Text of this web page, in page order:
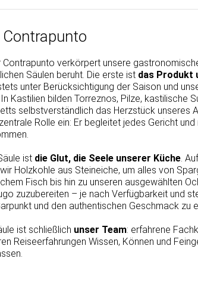
Contrapunto verkörpert unsere
Säulen beruht. Die erste ist das Produkt
unter Berücksichtigung der Saison und
Kastilien bilden Torreznos, Pilze, kastilische
selbstverständlich das Herzstück unseres
Rolle ein: Er begleitet jedes Gericht
ist die Glut, die Seele unserer Küche.
Holzkohle aus Steineiche, um alles von
Fisch bis hin zu unseren ausgewählten
zuzubereiten – je nach Verfügbarkeit und
und den authentischen Geschmack zu
ist schließlich unser Team: erfahrene
Reiseerfahrungen Wissen, Können und